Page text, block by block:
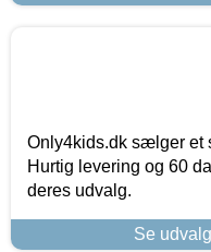
Only4kids.dk sælger et
Hurtig levering og 60
deres udvalg.
Se